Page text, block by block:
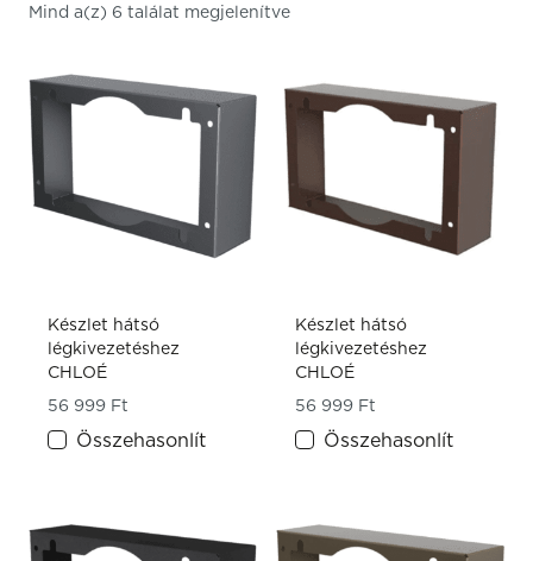
Mind a(z) 6 találat megjelenítve
Készlet hátsó
légkivezetéshez
CHLOÉ
56 999 Ft
Összehasonlít
Készlet hátsó
légkivezetéshez
CHLOÉ
56 999 Ft
Összehasonlít